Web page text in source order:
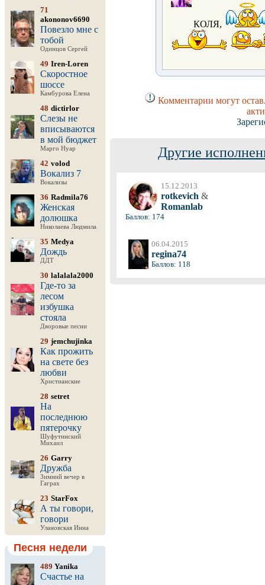
71
akononov6690
Повезло мне с
тобой
Одинцов Сергей
49 Iren-Loren
Скоростное
шоссе
Камбурова Елена
48 dictirlor
Слезы не
вписываются
в мой бюджет
Марго Нуар
42 volod
Вокализ 7
Вокализы
36 Radmila76
Женская
долюшка
Николаева Людмила
35 Medya
Дождь
ДДТ
30 lalalala2000
Где-то за
лесом
избушка
стояла
Дворовые песни
29 jemchujinka
Как прожить
на свете без
любви
Христианские
28 setret
На
последнюю
пятерочку
Шуфутинский
Михаил
26 Garry
Дружба
Зимний вечер в
Гаграх
23 StarFox
А ты говори,
говори
Улановская Инна
Песня недели
489 Yanika
Счастье на
КОЛЯ,
Комментарии могут
Другие
15.12.2013
rotkevich &
Romanlab
Баллов: 174
06.04.2015
regina74
Баллов: 118